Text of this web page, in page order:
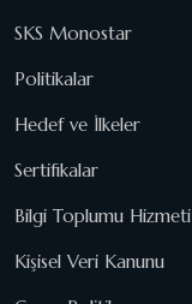
SKS Monostar
Politikalar
Hedef ve İlkeler
Sertifikalar
Bilgi Toplumu Hizmeti
Kişisel Veri Kanunu